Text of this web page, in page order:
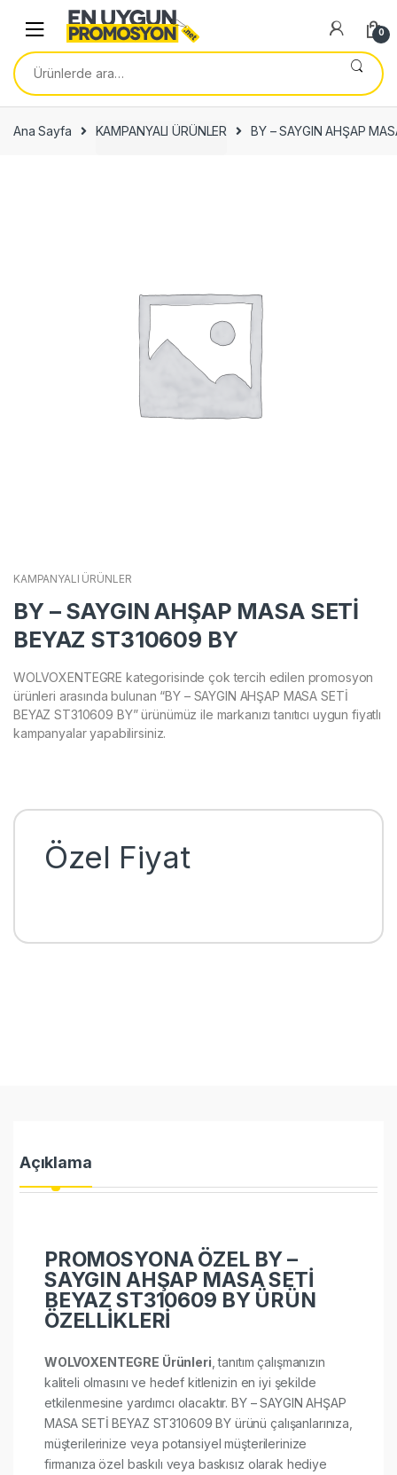
navigation
content
0
Ara:
Ana Sayfa KAMPANYALI ÜRÜNLER BY – SAYGIN AHŞAP
KAMPANYALI ÜRÜNLER
BY – SAYGIN AHŞAP MASA SETİ
BEYAZ ST310609 BY
WOLVOXENTEGRE kategorisinde çok tercih edilen promosyon
ürünleri arasında bulunan “BY – SAYGIN AHŞAP MASA SETİ
BEYAZ ST310609 BY” ürünümüz ile markanızı tanıtıcı uygun fiyatlı
kampanyalar yapabilirsiniz.
Özel Fiyat
Açıklama
PROMOSYONA ÖZEL BY –
SAYGIN AHŞAP MASA SETİ
BEYAZ ST310609 BY ÜRÜN
ÖZELLİKLERİ
WOLVOXENTEGRE Ürünleri , tanıtım çalışmanızın
kaliteli olmasını ve hedef kitlenizin en iyi şekilde
etkilenmesine yardımcı olacaktır. BY – SAYGIN AHŞAP
MASA SETİ BEYAZ ST310609 BY ürünü çalışanlarınıza,
müşterilerinize veya potansiyel müşterilerinize
firmanıza özel baskılı veya baskısız olarak hediye